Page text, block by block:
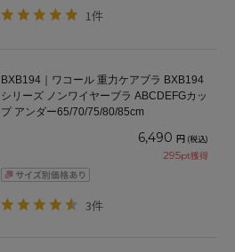
1件
BXB194｜ワコール 重力ケアブラ BXB194
シリーズ ノンワイヤーブラ ABCDEFGカッ
プ アンダー65/70/75/80/85cm
6,490 円 (税込)
295pt獲得
3件